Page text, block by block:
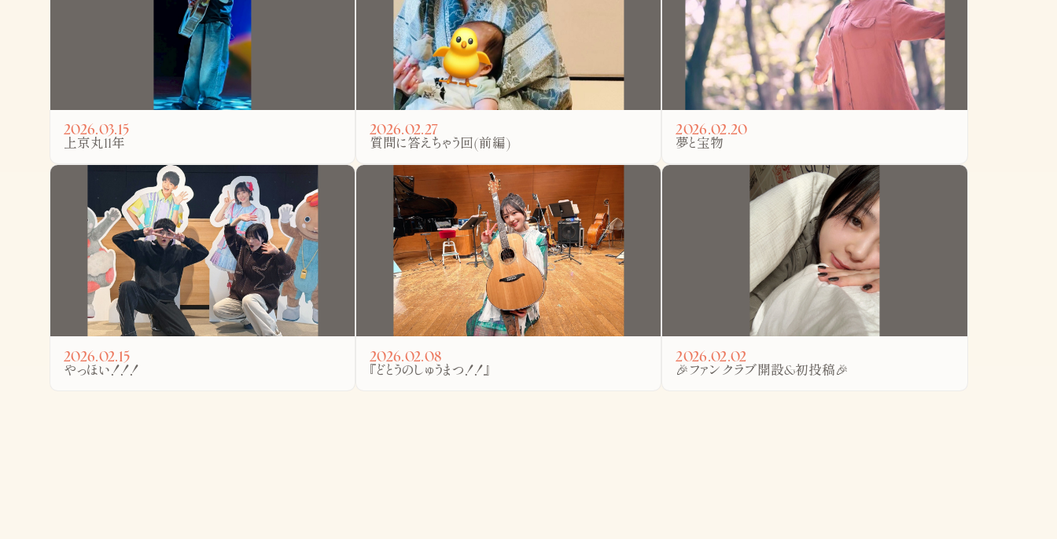
2026.03.15
上京丸11年
2026.02.27
質問に答えちゃう回(前編)
2026.02.20
夢と宝物
2026.02.15
やっほい！！！
2026.02.08
『どとうのしゅうまつ！！』
2026.02.02
🎉ファンクラブ開設&初投稿🎉